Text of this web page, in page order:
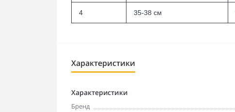
4 35-38 см
Характеристики
Характеристики
Бренд